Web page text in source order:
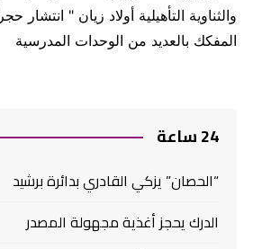
والثناوية التأهيلية أولاد زيان " انتشار
المفكك بالعديد من الوحدات المدرسية
24 ساعة
“الحصان” يزكي القادري بدائرة برشيد
الدرك يحجز أغذية مجهولة المصدر